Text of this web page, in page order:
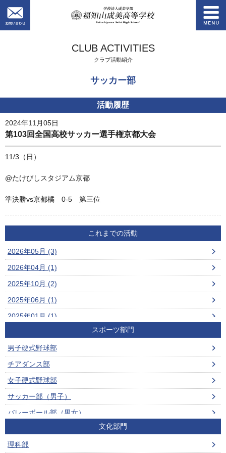
学校法人成美学
CLUB ACTIVITIES
クラブ活動紹介
サッカー部
活動履歴
2024年11月05日
第103回全国高校サッカー選手権京都大会
11/3（日）
@たけびしスタジアム京都
準決勝vs京都橘 0-5 第三位
これまでの活動
2026年05月 (3)
2026年04月 (1)
2025年10月 (2)
2025年06月 (1)
2025年01月 (1)
2024年11月 (1)
2024年10月 (3)
2024年07月 (1)
2024年05月 (1)
2024年01月 (1)
2023年10月 (1)
スポーツ部門
男子硬式野球部
チアダンス部
女子硬式野球部
サッカー部（男子）
バレーボール部（男女）
ビーチバレーボール部（男女）
男子ソフトテニス部
文化部門
理科部